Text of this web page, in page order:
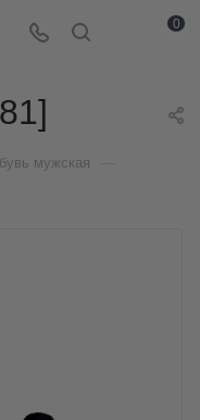
0
мужская